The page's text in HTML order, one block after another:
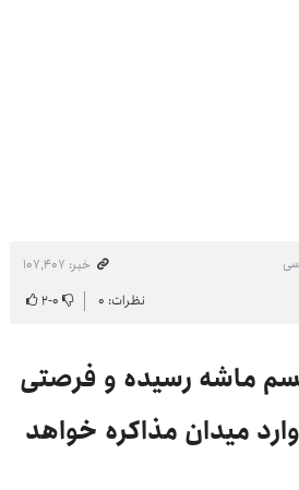
خبر: ۱۰۷٬۴۰۷
نظرات: ۰ ۰-۲
ماشه رسیده و فرصتی
میدان مذاکره خواهد